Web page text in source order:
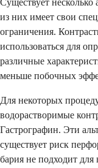
Существует несколько
из них имеет свои
ограничения.
использоваться для
различные
меньше побочных
Для некоторых
водорастворимые
Гастрографин. Эти
существует риск
бария не подходит